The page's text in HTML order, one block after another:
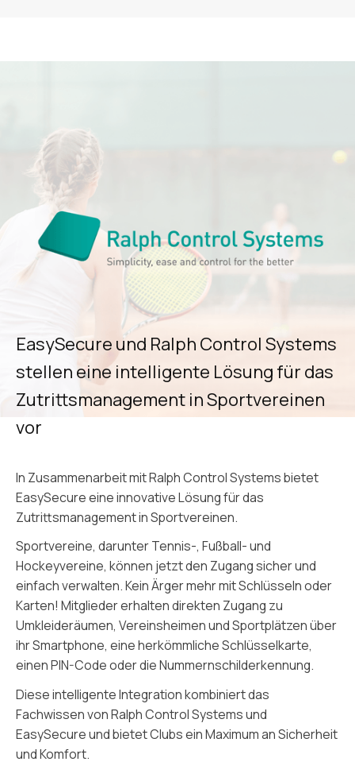
EasySecure und Ralph Control Systems
stellen eine intelligente Lösung für das
Zutrittsmanagement in Sportvereinen
vor
In Zusammenarbeit mit Ralph Control Systems bietet
EasySecure eine innovative Lösung für das
Zutrittsmanagement in Sportvereinen.
Sportvereine, darunter Tennis-, Fußball- und
Hockeyvereine, können jetzt den Zugang sicher und
einfach verwalten. Kein Ärger mehr mit Schlüsseln oder
Karten! Mitglieder erhalten direkten Zugang zu
Umkleideräumen, Vereinsheimen und Sportplätzen über
ihr Smartphone, eine herkömmliche Schlüsselkarte,
einen PIN-Code oder die Nummernschilderkennung.
Diese intelligente Integration kombiniert das
Fachwissen von Ralph Control Systems und
EasySecure und bietet Clubs ein Maximum an Sicherheit
und Komfort.